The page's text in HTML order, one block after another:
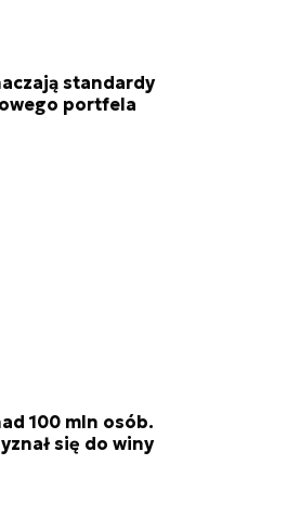
standardy
portfela
100 mln osób.
się do winy